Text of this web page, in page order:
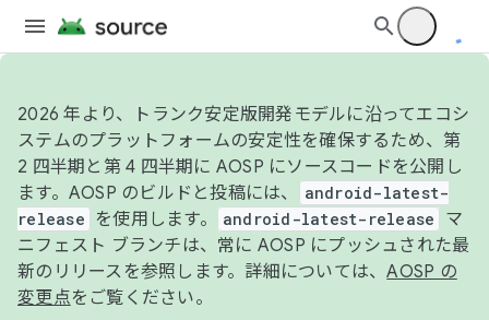
2026 年より、トランク安定版開発モデルに沿ってエコシ
ステムのプラットフォームの安定性を確保するため、第
2 四半期と第 4 四半期に AOSP にソースコードを公開し
ます。AOSP のビルドと投稿には、
android-latest-
release
を使用します。 android-latest-release
マ
ニフェスト ブランチは、常に AOSP にプッシュされた最
新のリリースを参照します。詳細については、AOSP の
変更点をご覧ください。